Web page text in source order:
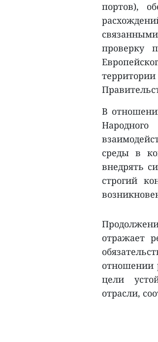
портов),
проверку
В
среды в
внедрять
строгий
отражает
отношении
цели
отрасли,